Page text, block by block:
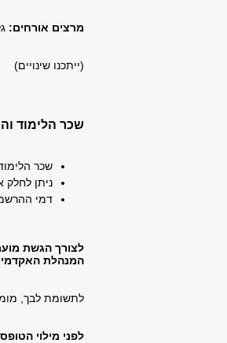
מרצים אורחים:
(ייתכנו שינויים)
שכר הלימוד
שכר הלימוד
ניתן לחלק את שכר
דמי ההרשמה
לצורך הגשת
המנהלת
לתשומת לבך,
לפני מילוי